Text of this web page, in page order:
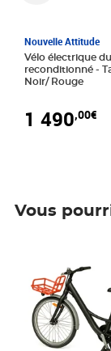
Nouvelle Attitude
Vélo électrique
reconditionné - Taille normale -
Noir/ Rouge
1 490,00€
Vous